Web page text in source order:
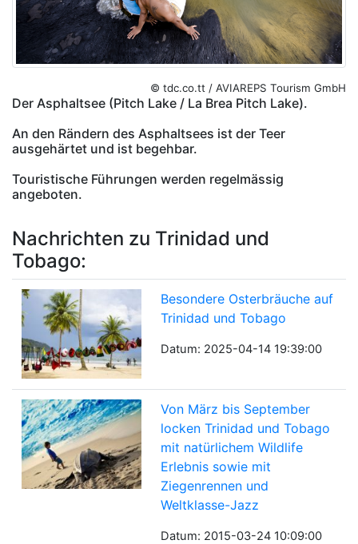
© tdc.co.tt / AVIAREPS Tourism GmbH
Der Asphaltsee (Pitch Lake / La Brea Pitch Lake).
An den Rändern des Asphaltsees ist der Teer
ausgehärtet und ist begehbar.
Touristische Führungen werden regelmässig
angeboten.
Nachrichten zu Trinidad und
Tobago:
Besondere Osterbräuche auf
Trinidad und Tobago
Datum: 2025-04-14 19:39:00
Von März bis September
locken Trinidad und Tobago
mit natürlichem Wildlife
Erlebnis sowie mit
Ziegenrennen und
Weltklasse-Jazz
Datum: 2015-03-24 10:09:00